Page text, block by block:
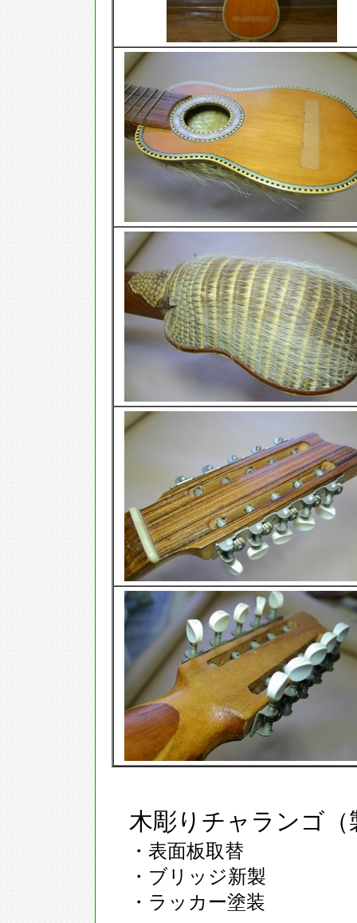
木彫りチャランゴ（
・表面板取替
・ブリッジ新製
・ラッカー塗装